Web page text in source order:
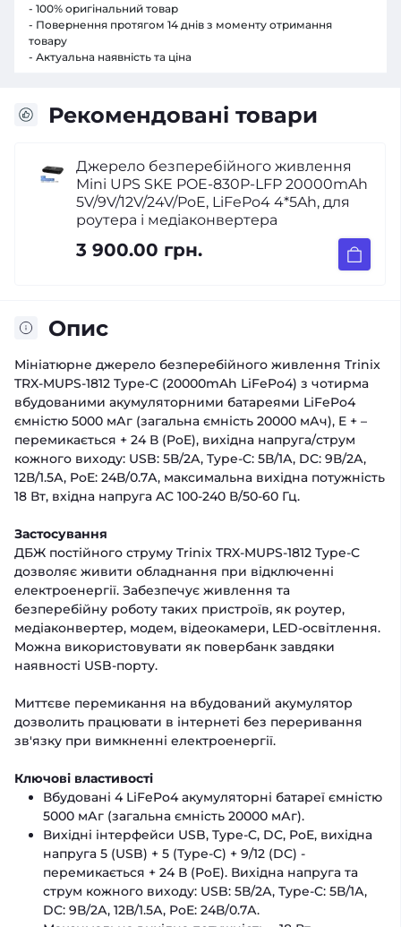
Рекомендовані товари
Джерело безперебійного живлення
Mini UPS SKE POE-830P-LFP 20000mAh
5V/9V/12V/24V/PoE, LiFePo4 4*5Ah, для
роутера і медіаконвертера
3 900.00 грн.
Опис
Мініатюрне джерело безперебійного живлення Trinix
TRX-MUPS-1812 Type-C (20000mAh LiFePo4) з чотирма
вбудованими акумуляторними батареями LiFePo4
ємністю 5000 мАг (загальна ємність 20000 мАч), E + –
перемикається + 24 В (PoE), вихідна напруга/струм
кожного виходу: USB: 5В/2А, Type-C: 5В/1А, DC: 9В/2А,
12В/1.5А, PoE: 24В/0.7А, максимальна вихідна потужність
18 Вт, вхідна напруга AC 100-240 В/50-60 Гц.
Застосування
ДБЖ постійного струму Trinix TRX-MUPS-1812 Type-C
дозволяє живити обладнання при відключенні
електроенергії. Забезпечує живлення та
безперебійну роботу таких пристроїв, як роутер,
медіаконвертер, модем, відеокамери, LED-освітлення.
Можна використовувати як повербанк завдяки
наявності USB-порту.
Миттєве перемикання на вбудований акумулятор
дозволить працювати в інтернеті без переривання
зв'язку при вимкненні електроенергії.
Ключові властивості
Вбудовані 4 LiFePo4 акумуляторні батареї ємністю
5000 мАг (загальна ємність 20000 мАг).
Вихідні інтерфейси USB, Type-C, DC, PoE, вихідна
напруга 5 (USB) + 5 (Type-C) + 9/12 (DC) -
перемикається + 24 В (PoE). Вихідна напруга та
струм кожного виходу: USB: 5В/2А, Type-C: 5В/1А,
DC: 9В/2А, 12В/1.5А, PoE: 24В/0.7А.
- 100% оригінальний товар
- Повернення протягом 14 днів з моменту отримання
товару
- Актуальна наявність та ціна